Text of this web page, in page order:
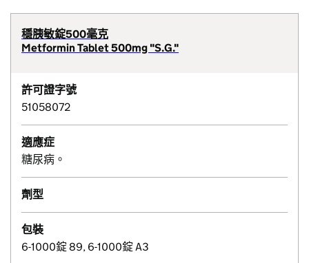
穩胰敏錠500毫克
Metformin Tablet 500mg "S.G."
許可證字號
51058072
適應症
糖尿病。
劑型
包裝
6-1000錠 89, 6-1000錠 A3